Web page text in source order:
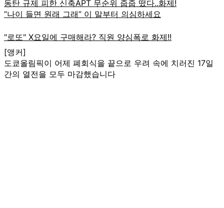
[앵커]
도쿄올림픽이 어제 폐회식을 끝으로 우려 속에 치러진 17일
간의 열전을 모두 마감했습니다